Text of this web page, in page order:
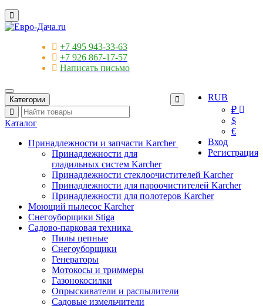
+7 495 943-33-63
+7 926 867-17-57
Написать письмо
RUB
₽
$
€
Вход
Регистрация
Категории
Каталог
Принадлежности и запчасти Karcher
Принадлежности для
гладильных систем Karcher
Принадлежности стеклоочистителей Karcher
Принадлежности для пароочистителей Karcher
Принадлежности для полотеров Karcher
Моющий пылесос Karcher
Снегоуборщики Stiga
Садово-парковая техника
Пилы цепные
Снегоуборщики
Генераторы
Мотокосы и триммеры
Газонокосилки
Опрыскиватели и распылители
Садовые измельчители